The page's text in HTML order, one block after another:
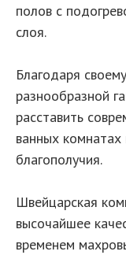
полов с
слоя.
Благодаря
разнообразной
расставить
ванных
благополучия.
Швейцарская
высочайшее
временем